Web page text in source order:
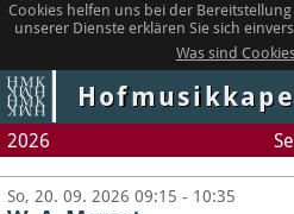
Cookies helfen uns bei der
unserer Dienste erklären Sie sich
Was sind
2026
So, 20. 09. 2026 09:15 - 10:35